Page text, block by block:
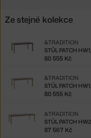
Ze stejné kolekce
STŮL PATCH
&TRADITION
80 555 Kč
STŮL PATCH
&TRADITION
80 555 Kč
STŮL PATCH
&TRADITION
87 567 Kč